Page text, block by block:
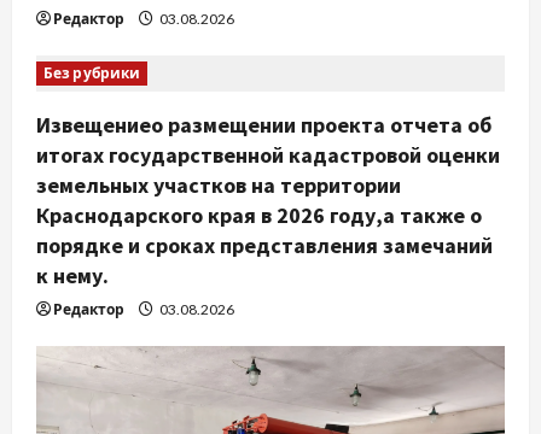
Редактор 03.08.2026
Без рубрики
Извещениео размещении проекта отчета об
итогах государственной кадастровой оценки
земельных участков на территории
Краснодарского края в 2026 году,а также о
порядке и сроках представления замечаний
к нему.
Редактор 03.08.2026